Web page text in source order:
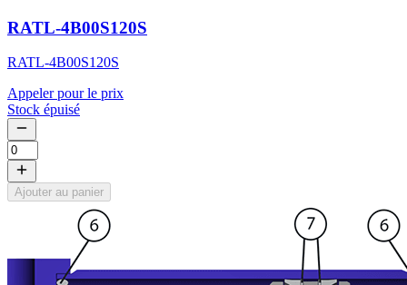
RATL-4B00S120S
RATL-4B00S120S
Appeler pour le prix
Stock épuisé
Ajouter au panier